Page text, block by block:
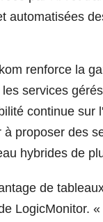
automatisées
renforce la
services
continue
proposer des
hybrides de
de
LogicMonitor.